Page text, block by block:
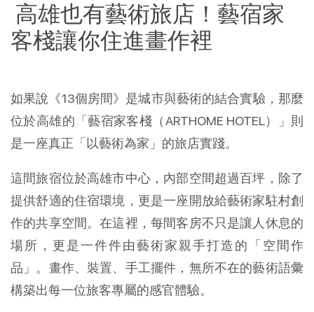
高雄也有藝術旅店！藝宿家
客棧讓你住進畫作裡
如果說《13個房間》是城市與藝術的結合實驗，那麼
位於高雄的「藝宿家客棧（ARTHOME HOTEL）」則
是一座真正「以藝術為家」的旅店實踐。
這間旅宿位於高雄市中心，內部空間超過百坪，除了
提供舒適的住宿環境，更是一座開放給藝術家駐村創
作的共享空間。在這裡，每間客房不只是讓人休息的
場所，更是一件件由藝術家親手打造的「空間作
品」。畫作、裝置、手工擺件，無所不在的藝術語彙
構築出每一位旅客專屬的感官體驗。